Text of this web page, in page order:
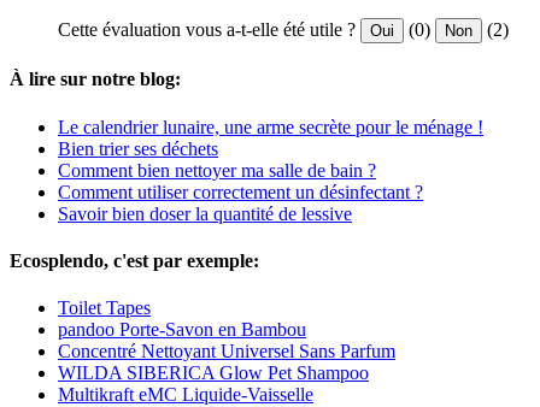
Cette évaluation vous a-t-elle été utile ? Oui (0) Non (2)
À lire sur notre blog:
Le calendrier lunaire, une arme secrète pour le ménage !
Bien trier ses déchets
Comment bien nettoyer ma salle de bain ?
Comment utiliser correctement un désinfectant ?
Savoir bien doser la quantité de lessive
Ecosplendo, c'est par exemple:
Toilet Tapes
pandoo Porte-Savon en Bambou
Concentré Nettoyant Universel Sans Parfum
WILDA SIBERICA Glow Pet Shampoo
Multikraft eMC Liquide-Vaisselle